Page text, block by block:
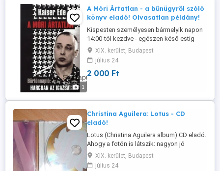
1
A Móri Ártatlan - a bűnügyről szóló
könyv eladó! Olvasatlan példány!
Kispesten személyesen bármelyik napon
14:00-tól kezdve - egészen késő estig
átvehető. Hétvégén is.
XIX. kerület, Budapest
július 24
2 000 Ft
Christina Aguilera: Lotus - CD
eladó!
Lotus (Christina Aguilera album) CD eladó.
Ahogy a fotón is látszik: nagyon jó
állapotban van. Karcmentes. Eredeti gyári
CD. A részletes tartalom a 3. fotón látható.
XIX. kerület, Budapest
július 24